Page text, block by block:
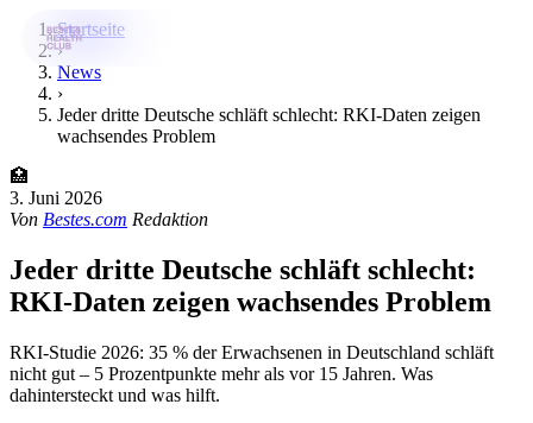
Datenbank
News
Über uns
Für Unternehmen
Startseite
›
News
›
Jeder dritte Deutsche schläft schlecht: RKI-Daten zeigen
wachsendes Problem
🏥
3. Juni 2026
Von Bestes.com Redaktion
Jeder dritte Deutsche schläft schlecht:
RKI-Daten zeigen wachsendes Problem
RKI-Studie 2026: 35 % der Erwachsenen in Deutschland schläft
nicht gut – 5 Prozentpunkte mehr als vor 15 Jahren. Was
dahintersteckt und was hilft.